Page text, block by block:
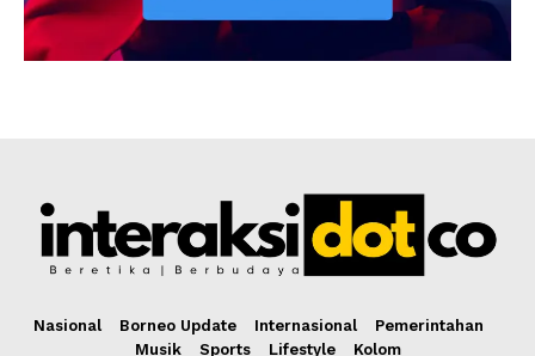
Nasional Borneo Update Internasional
Pemerintahan
Musik
Sports Lifestyle Kolom